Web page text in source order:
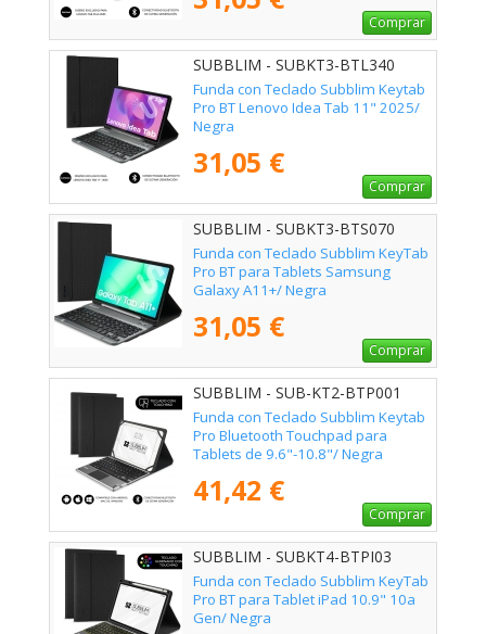
Comprar
SUBBLIM - SUBKT3-BTL340
Funda con Teclado Subblim Keytab
Pro BT Lenovo Idea Tab 11" 2025/
Negra
31,05 €
Comprar
SUBBLIM - SUBKT3-BTS070
Funda con Teclado Subblim KeyTab
Pro BT para Tablets Samsung
Galaxy A11+/ Negra
31,05 €
Comprar
SUBBLIM - SUB-KT2-BTP001
Funda con Teclado Subblim Keytab
Pro Bluetooth Touchpad para
Tablets de 9.6"-10.8"/ Negra
41,42 €
Comprar
SUBBLIM - SUBKT4-BTPI03
Funda con Teclado Subblim KeyTab
Pro BT para Tablet iPad 10.9" 10a
Gen/ Negra